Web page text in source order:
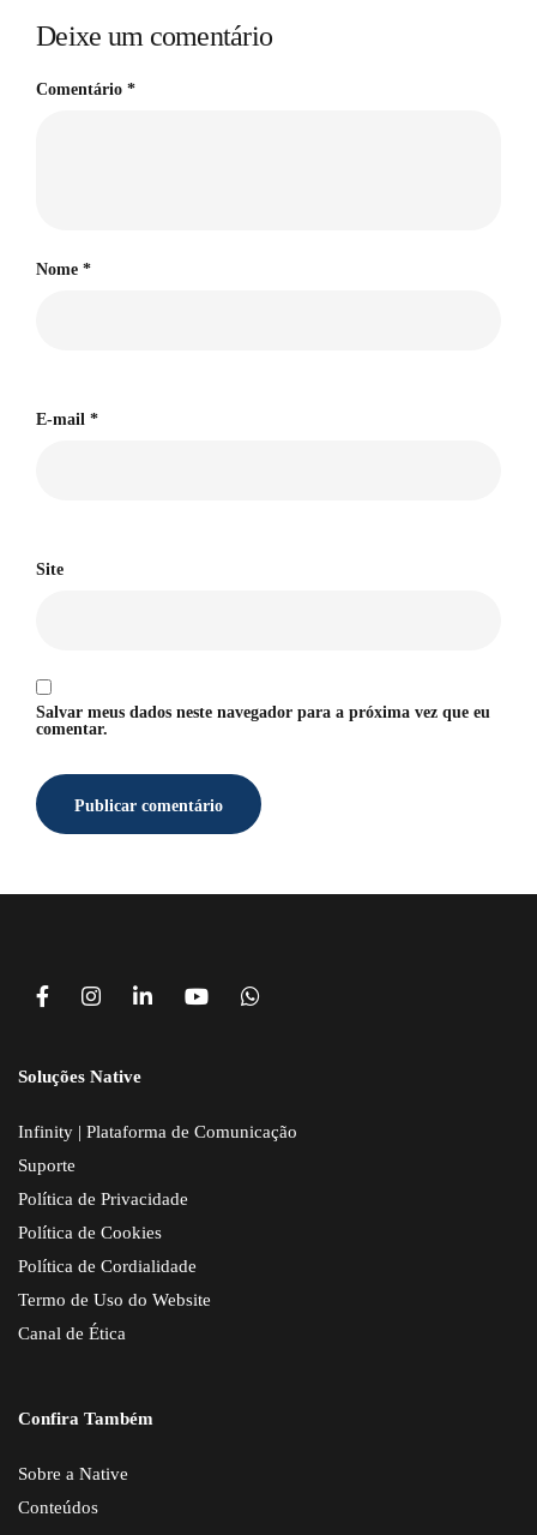
Deixe um comentário
Comentário *
Nome *
E-mail *
Site
Salvar meus dados neste navegador para a próxima vez que eu
comentar.
Soluções Native
Infinity | Plataforma de Comunicação
Suporte
Política de Privacidade
Política de Cookies
Política de Cordialidade
Termo de Uso do Website
Canal de Ética
Confira Também
Sobre a Native
Conteúdos